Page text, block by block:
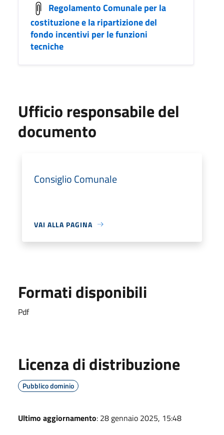
Regolamento Comunale per la
costituzione e la ripartizione del
fondo incentivi per le funzioni
tecniche
Ufficio responsabile del
documento
Consiglio Comunale
VAI ALLA PAGINA
Formati disponibili
Pdf
Licenza di distribuzione
Pubblico dominio
Ultimo aggiornamento: 28 gennaio 2025, 15:48